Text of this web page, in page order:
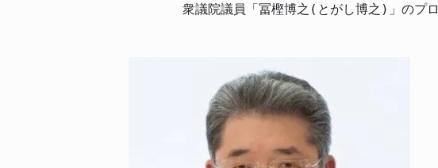
衆議院議員「冨樫博之(とがし博之)」のプ